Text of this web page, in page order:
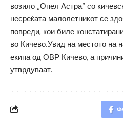
возило „Опел Астра“ со
несреќата малолетникот се
повреди, кои биле
во Кичево.Увид на местото на
екипа од ОВР Кичево, а
утврдуваат.